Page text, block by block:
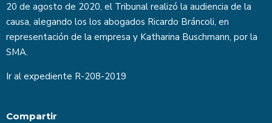
20 de agosto de 2020, el Tribunal realizó la audiencia de la
causa, alegando los los abogados Ricardo Bráncoli, en
representación de la empresa y Katharina Buschmann, por la
SMA.
Ir al expediente R-208-2019
Compartir